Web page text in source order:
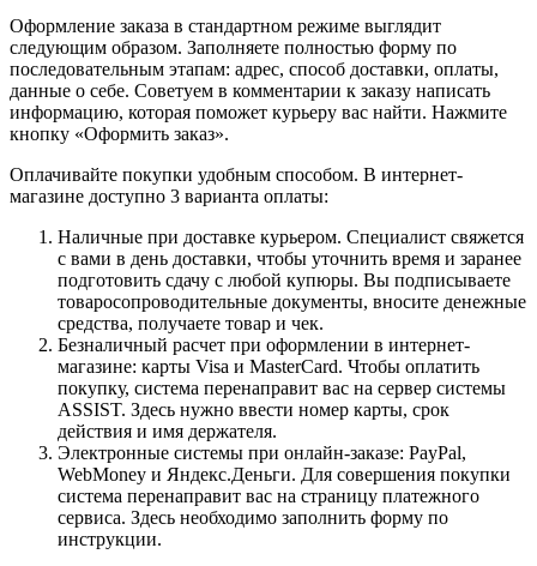
Оформление заказа в стандартном режиме выглядит
следующим образом. Заполняете полностью форму по
последовательным этапам: адрес, способ доставки, оплаты,
данные о себе. Советуем в комментарии к заказу написать
информацию, которая поможет курьеру вас найти. Нажмите
кнопку «Оформить заказ».
Оплачивайте покупки удобным способом. В интернет-
магазине доступно 3 варианта оплаты:
Наличные при доставке курьером. Специалист свяжется
с вами в день доставки, чтобы уточнить время и заранее
подготовить сдачу с любой купюры. Вы подписываете
товаросопроводительные документы, вносите денежные
средства, получаете товар и чек.
Безналичный расчет при оформлении в интернет-
магазине: карты Visa и MasterCard. Чтобы оплатить
покупку, система перенаправит вас на сервер системы
ASSIST. Здесь нужно ввести номер карты, срок
действия и имя держателя.
Электронные системы при онлайн-заказе: PayPal,
WebMoney и Яндекс.Деньги. Для совершения покупки
система перенаправит вас на страницу платежного
сервиса. Здесь необходимо заполнить форму по
инструкции.